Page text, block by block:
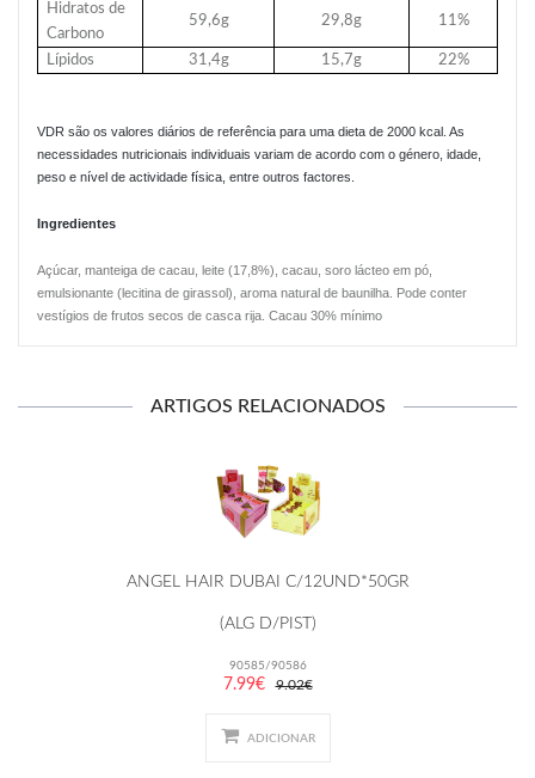
Hidratos de
Carbono
59,6g 29,8g 11%
Lípidos 31,4g 15,7g 22%
VDR são os valores diários de referência para uma dieta de 2000 kcal. As
necessidades nutricionais individuais variam de acordo com o género, idade,
peso e nível de actividade física, entre outros factores.
Ingredientes
Açúcar, manteiga de cacau, leite (17,8%), cacau, soro lácteo em pó,
emulsionante (lecitina de girassol), aroma natural de baunilha. Pode conter
vestígios de frutos secos de casca rija. Cacau 30% mínimo
ARTIGOS RELACIONADOS
ANGEL HAIR DUBAI C/12UND*50GR
(ALG D/PIST)
90585/90586
7.99€ 9.02€
ADICIONAR